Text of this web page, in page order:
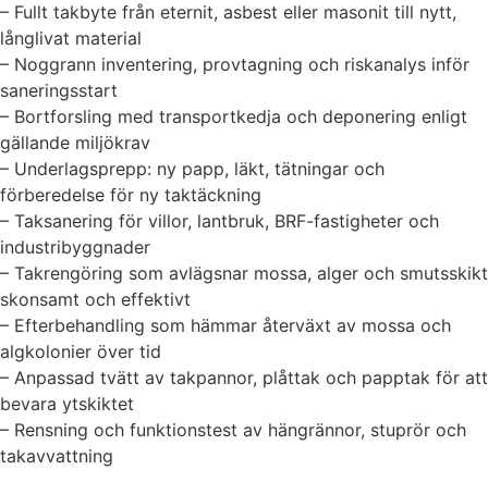
– Fullt takbyte från eternit, asbest eller masonit till nytt,
långlivat material
– Noggrann inventering, provtagning och riskanalys inför
saneringsstart
– Bortforsling med transportkedja och deponering enligt
gällande miljökrav
– Underlagsprepp: ny papp, läkt, tätningar och
förberedelse för ny taktäckning
– Taksanering för villor, lantbruk, BRF-fastigheter och
industribyggnader
– Takrengöring som avlägsnar mossa, alger och smutsskikt
skonsamt och effektivt
– Efterbehandling som hämmar återväxt av mossa och
algkolonier över tid
– Anpassad tvätt av takpannor, plåttak och papptak för att
bevara ytskiktet
– Rensning och funktionstest av hängrännor, stuprör och
takavvattning